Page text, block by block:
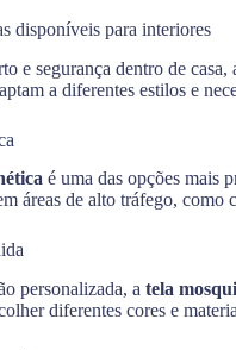
disponíveis para interiores
e segurança dentro de casa,
a diferentes estilos e
é uma das opções mais
áreas de alto tráfego, como
personalizada, a tela
diferentes cores e